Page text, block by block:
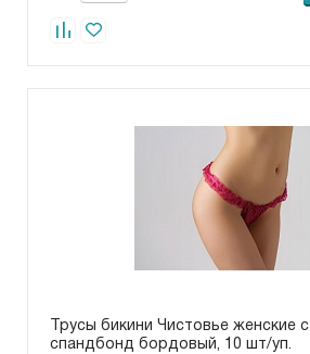
Трусы бикини Чистовье женские
спандбонд бордовый, 10 шт/уп.